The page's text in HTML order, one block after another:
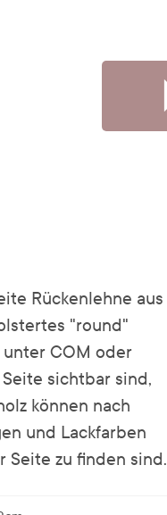
Rückenlehne aus
"round"
COM oder
sichtbar sind,
können nach
und Lackfarben
zu finden sind.